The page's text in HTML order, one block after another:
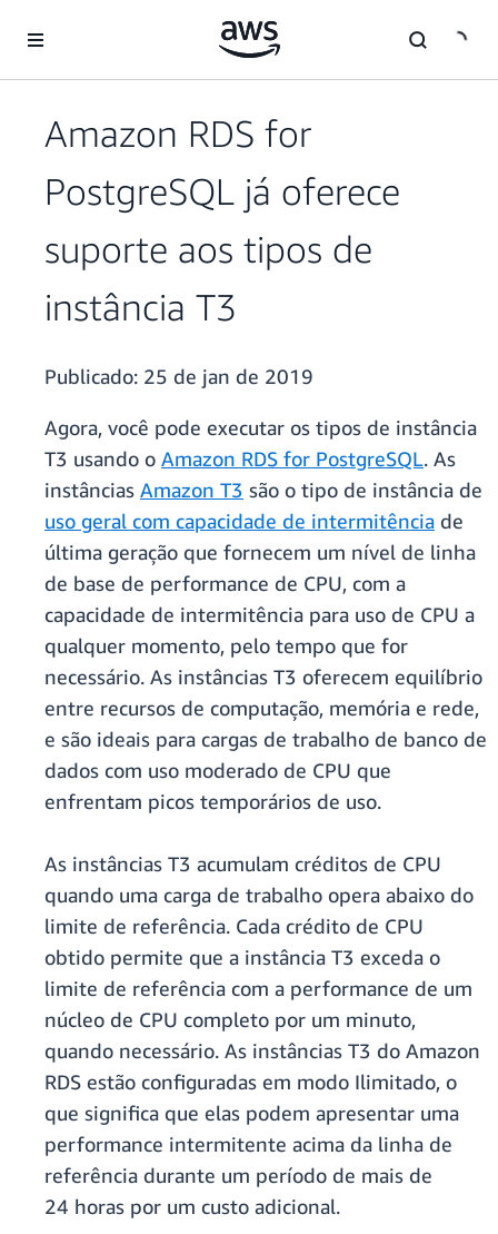
Pular para o conteúdo principal
Amazon RDS for
PostgreSQL já oferece
suporte aos tipos de
instância T3
Publicado: 25 de jan de 2019
Agora, você pode executar os tipos de instância
T3 usando o Amazon RDS for PostgreSQL. As
instâncias Amazon T3 são o tipo de instância de
uso geral com capacidade de intermitência de
última geração que fornecem um nível de linha
de base de performance de CPU, com a
capacidade de intermitência para uso de CPU a
qualquer momento, pelo tempo que for
necessário. As instâncias T3 oferecem equilíbrio
entre recursos de computação, memória e rede,
e são ideais para cargas de trabalho de banco de
dados com uso moderado de CPU que
enfrentam picos temporários de uso.
As instâncias T3 acumulam créditos de CPU
quando uma carga de trabalho opera abaixo do
limite de referência. Cada crédito de CPU
obtido permite que a instância T3 exceda o
limite de referência com a performance de um
núcleo de CPU completo por um minuto,
quando necessário. As instâncias T3 do Amazon
RDS estão configuradas em modo Ilimitado, o
que significa que elas podem apresentar uma
performance intermitente acima da linha de
referência durante um período de mais de
24 horas por um custo adicional.